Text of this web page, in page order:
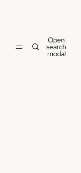
Open
search
modal